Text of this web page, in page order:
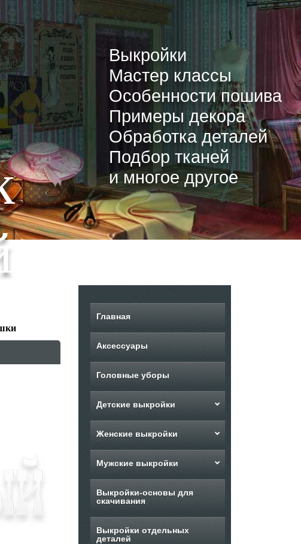
Выкройки
Мастер классы
Особенности пошива
Примеры декора
Обработка деталей
Подбор тканей
и многое другое
Главная
Аксессуары
Головные уборы
Детские выкройки
Женские выкройки
Мужские выкройки
Выкройки-основы для
скачивания
Выкройки отдельных
деталей